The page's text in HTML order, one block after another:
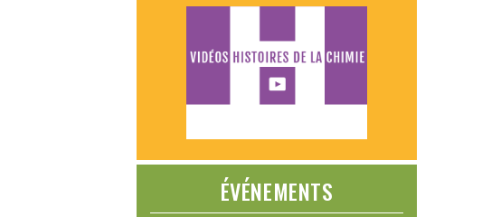
ÉVÉNEMENTS